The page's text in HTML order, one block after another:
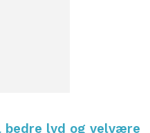
bedre lyd og velvære